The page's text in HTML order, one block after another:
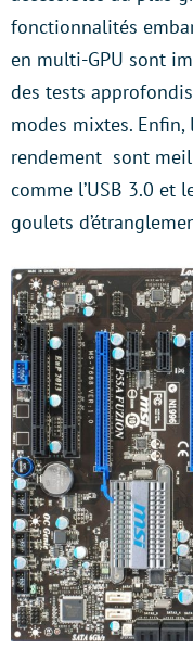
fonctionnalités
en multi-GPU sont
des tests
modes mixtes.
rendement sont
comme l’USB 3.0 et
goulets